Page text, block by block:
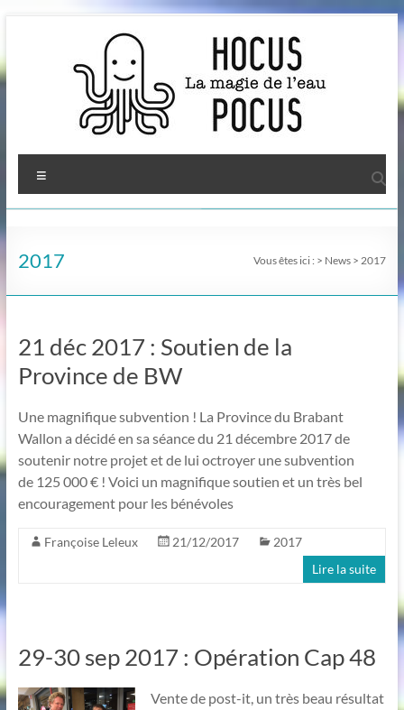
contenu
2017 Vous êtes ici : > News >2017
21 déc 2017 : Soutien de la
Province de BW
Une magnifique subvention ! La Province du Brabant
Wallon a décidé en sa séance du 21 décembre 2017 de
soutenir notre projet et de lui octroyer une subvention
de 125 000 € ! Voici un magnifique soutien et un très bel
encouragement pour les bénévoles
Françoise Leleux 21/12/2017
2017
Lire la suite
29-30 sep 2017 : Opération Cap 48
Vente de post-it, un très beau résultat